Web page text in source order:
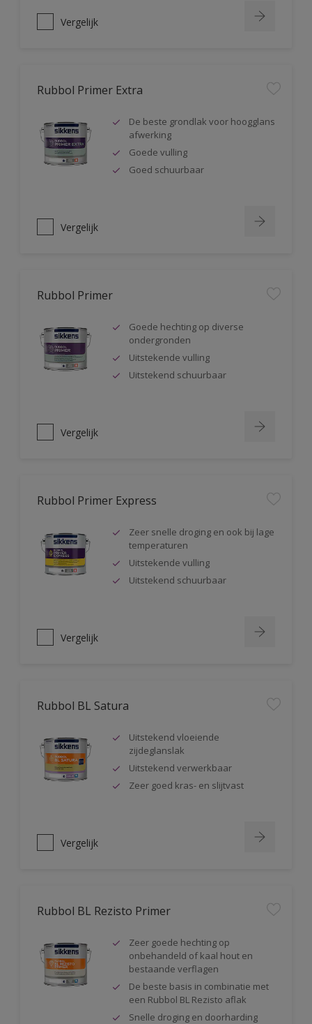
Vergelijk
Rubbol Primer Extra
De beste grondlak voor hoogglans
afwerking
Goede vulling
Goed schuurbaar
Vergelijk
Rubbol Primer
Goede hechting op diverse
ondergronden
Uitstekende vulling
Uitstekend schuurbaar
Vergelijk
Rubbol Primer Express
Zeer snelle droging en ook bij lage
temperaturen
Uitstekende vulling
Uitstekend schuurbaar
Vergelijk
Rubbol BL Satura
Uitstekend vloeiende
zijdeglanslak
Uitstekend verwerkbaar
Zeer goed kras- en slijtvast
Vergelijk
Rubbol BL Rezisto Primer
Zeer goede hechting op
onbehandeld of kaal hout en
bestaande verflagen
De beste basis in combinatie met
een Rubbol BL Rezisto aflak
Snelle droging en doorharding